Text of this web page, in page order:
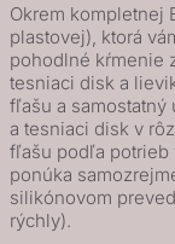
Okrem kompletnej
plastovej), ktorá
pohodlné kŕmenie
tesniaci disk a
fľašu a samostatný
a tesniaci disk v
fľašu podľa potrieb
ponúka
silikónovom
rýchly).